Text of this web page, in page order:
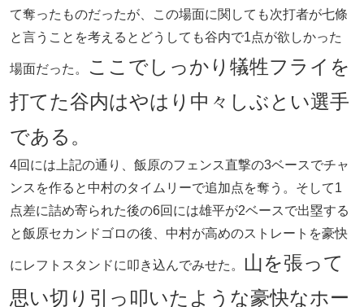
て奪ったものだったが、この場面に関しても次打者が七條
と言うことを考えるとどうしても谷内で1点が欲しかった
場面だった。
ここでしっかり犠牲フライを
打てた谷内はやはり中々しぶとい選手
である。
4回には上記の通り、飯原のフェンス直撃の3ベースでチャ
ンスを作ると中村のタイムリーで追加点を奪う。そして1
点差に詰め寄られた後の6回には雄平が2ベースで出塁する
と飯原セカンドゴロの後、中村が高めのストレートを豪快
にレフトスタンドに叩き込んでみせた。
山を張って
思い切り引っ叩いたような豪快なホー